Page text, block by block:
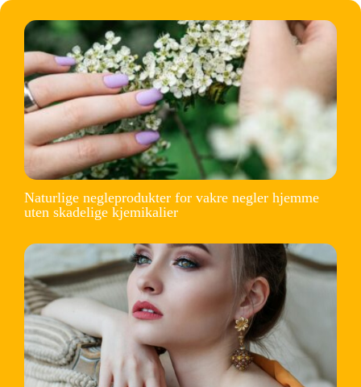
Naturlige negleprodukter for vakre negler hjemme
uten skadelige kjemikalier